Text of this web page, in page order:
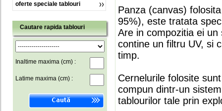
oferte speciale tablouri
Cautare rapida tablouri
Inaltime maxima (cm) :
Latime maxima (cm) :
Panza (canvas)
95%), este tratata
Are in compozitia ei
contine un filtru UV, si
timp.
Cernelurile folosite
compun dintr-un
tablourilor tale prin